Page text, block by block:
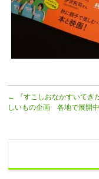
←
『すこしおなかすいてき
しいもの企画 各地で展開